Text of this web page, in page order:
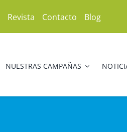
Revista Contacto Blog
NUESTRAS CAMPAÑAS